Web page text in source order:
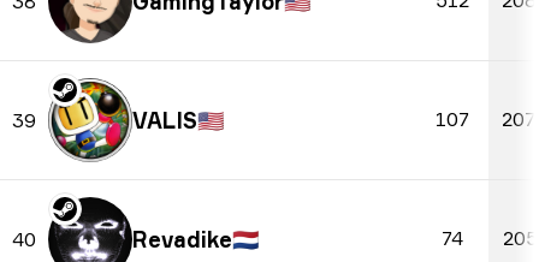
39 VALIS🇺🇸 107
40 Revadike🇳🇱 74